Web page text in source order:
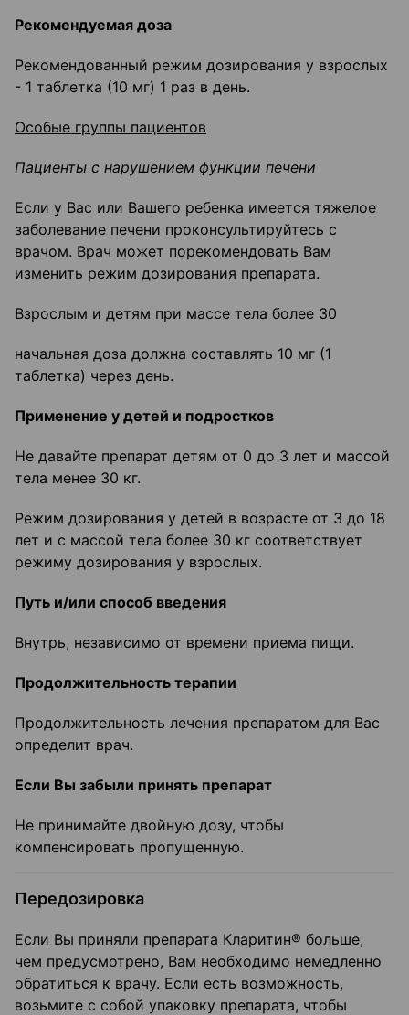
Рекомендуемая доза
Рекомендованный режим дозирования у взрослых
- 1 таблетка (10 мг) 1 раз в день.
Особые группы пациентов
Пациенты с нарушением функции печени
Если у Вас или Вашего ребенка имеется тяжелое
заболевание печени проконсультируйтесь с
врачом. Врач может порекомендовать Вам
изменить режим дозирования препарата.
Взрослым и детям при массе тела более 30
начальная доза должна составлять 10 мг (1
таблетка) через день.
Применение у детей и подростков
Не давайте препарат детям от 0 до 3 лет и массой
тела менее 30 кг.
Режим дозирования у детей в возрасте от 3 до 18
лет и с массой тела более 30 кг соответствует
режиму дозирования у взрослых.
Путь и/или способ введения
Внутрь, независимо от времени приема пищи.
Продолжительность терапии
Продолжительность лечения препаратом для Вас
определит врач.
Если Вы забыли принять препарат
Не принимайте двойную дозу, чтобы
компенсировать пропущенную.
Передозировка
Если Вы приняли препарата Кларитин® больше,
чем предусмотрено, Вам необходимо немедленно
обратиться к врачу. Если есть возможность,
возьмите с собой упаковку препарата, чтобы